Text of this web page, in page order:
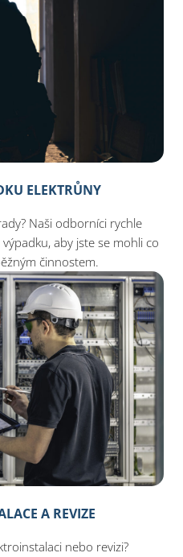
ELEKTRŮNY
Naši odborníci rychle
aby jste se mohli co
činnostem.
A REVIZE
nebo revizi?